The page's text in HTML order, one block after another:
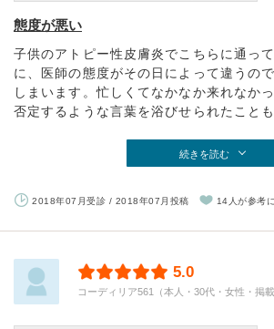
態度が悪い
子供のアトピー性皮膚炎でこちらに通っ
に、医師の態度がその日によって違うの
しまいます。忙しくてなかなか来れなか
否定するような言葉を浴びせられたことも
続きを読む
2018年07月受診 / 2018年07月投稿 14人が参考
5.0
コーディリア561（本人・30代・女性・掲載